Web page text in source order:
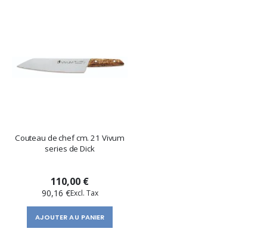
Couteau de chef cm. 21 Vivum
series de Dick
110,00 €
90,16 €
AJOUTER AU PANIER